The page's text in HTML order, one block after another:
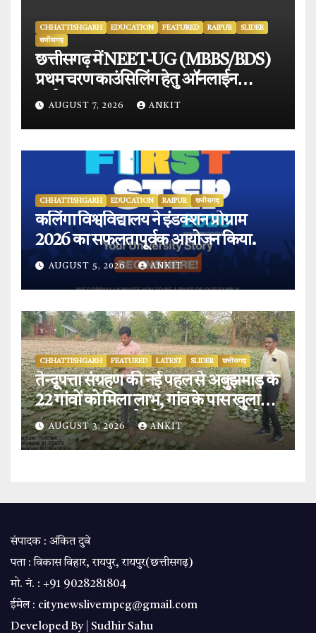
CHHATTISHGARH EDUCATION FEATURED RAIPUR
SLIDER
छत्तीसगढ़
छत्तीसगढ़ में NEET-UG (MBBS/BDS)
प्रथम चरण काउंसिलिंग हेतु ऑनलाईन
आवेदन प्रारंभ.
AUGUST 7, 2026 ANKIT
CHHATTISHGARH EDUCATION RAIPUR छत्तीसगढ़
कलिंगा विश्वविद्यालय ने इंडक्शन प्रोग्राम
2026 का सफलतापूर्वक आयोजन किया.
AUGUST 5, 2026 ANKIT
CHHATTISHGARH FEATURED LATEST SLIDER छत्तीसगढ़
तेन्दूपत्ता संग्रहण की नई पहल से अबुझमाड़ के
22 गांवों को मिला लाभ, गांव के पास खुला
फड़, 365 संग्राहकों को मिला सीधा आर्थिक
लाभ.
AUGUST 3, 2026 ANKIT
संपादक : अंकित दुबे
पता : विकास विहार, रायपुर, रायपुर(छत्तीसगढ़)
मो. नं. : +91 9028281804
ईमेल : citynewslivempcg@gmail.com
Developed By | Sudhir Sahu